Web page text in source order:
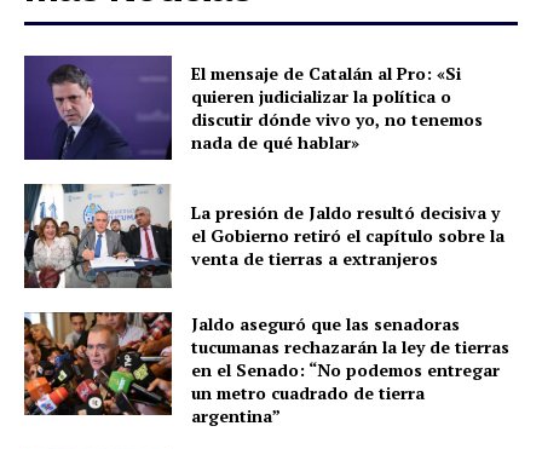
El mensaje de Catalán al Pro: «Si
quieren judicializar la política o
discutir dónde vivo yo, no tenemos
nada de qué hablar»
La presión de Jaldo resultó decisiva y
el Gobierno retiró el capítulo sobre la
venta de tierras a extranjeros
Jaldo aseguró que las senadoras
tucumanas rechazarán la ley de tierras
en el Senado: “No podemos entregar
un metro cuadrado de tierra
argentina”